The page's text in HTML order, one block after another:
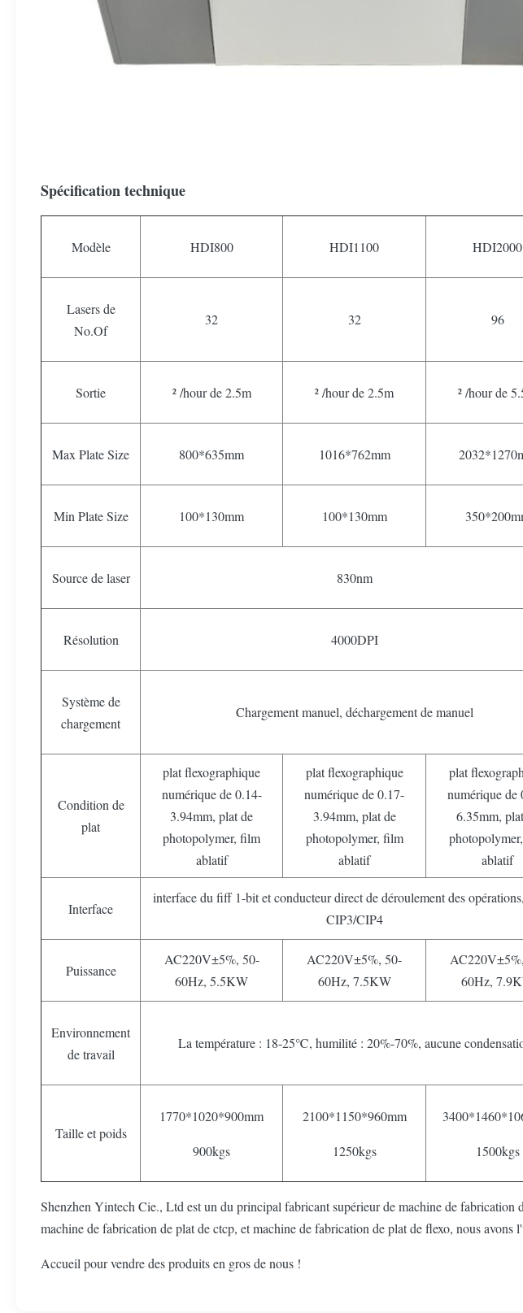
Spécification technique
Modèle HDI800 HDI1100 HDI2000
Lasers de
No.Of
32 32 96
Sortie ² /hour de 2.5m ² /hour de 2.5m ² /hour de
Max Plate Size 800*635mm 1016*762mm
Min Plate Size 100*130mm 100*130mm
Source de laser 830nm
Résolution 4000DPI
Système de
chargement
Chargement manuel, déchargement de manuel
Condition de
plat
plat flexographique
numérique de 0.14-
3.94mm, plat de
photopolymer, film
ablatif
plat flexographique
numérique de 0.17-
3.94mm, plat de
photopolymer, film
ablatif
plat
numérique de
6.35mm,
ablatif
Interface
interface du fiff 1-bit et conducteur direct de déroulement des
CIP3/CIP4
Puissance
AC220V±5%, 50-
60Hz, 5.5KW
AC220V±5%, 50-
60Hz, 7.5KW
60Hz,
Environnement
de travail
La température : 18-25℃, humilité : 20%-70%, aucune
Taille et poids
1770*1020*900mm
900kgs
2100*1150*960mm
1250kgs 1500kgs
Shenzhen Yintech Cie., Ltd est un du principal fabricant supérieur de machine de
machine de fabrication de plat de ctcp, et machine de fabrication de plat de flexo, nous
Accueil pour vendre des produits en gros de nous !